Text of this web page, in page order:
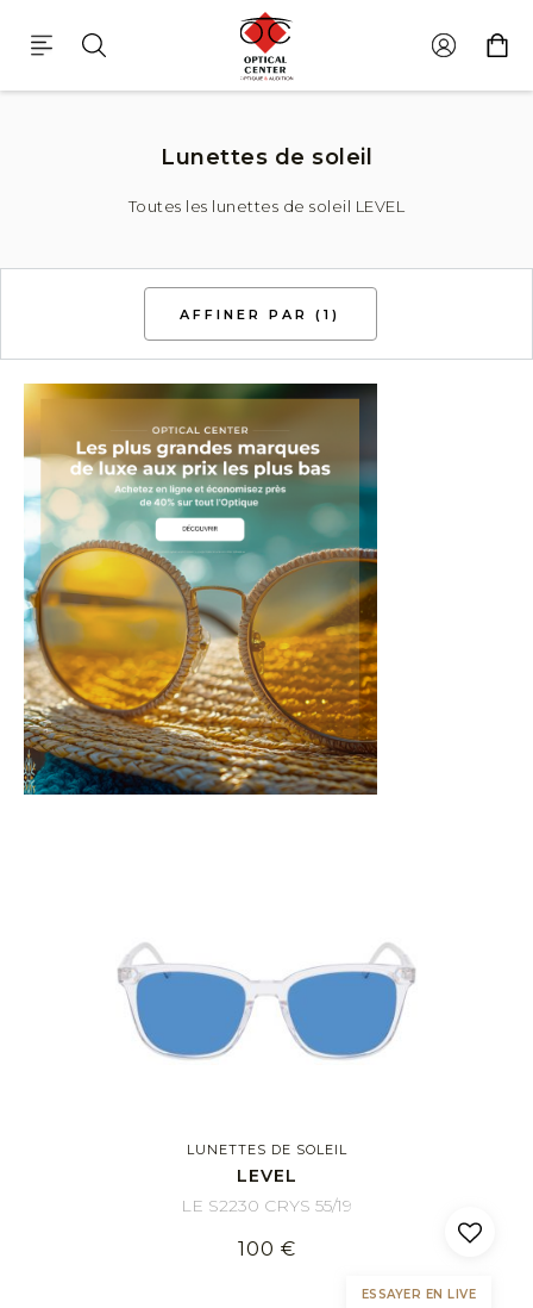
Lunettes De Soleil Level
Lunettes de soleil
Toutes les lunettes de soleil LEVEL
AFFINER PAR(1)
LUNETTES DE SOLEIL
LEVEL
LE S2230 CRYS 55/19
100 €
ESSAYER EN LIVE